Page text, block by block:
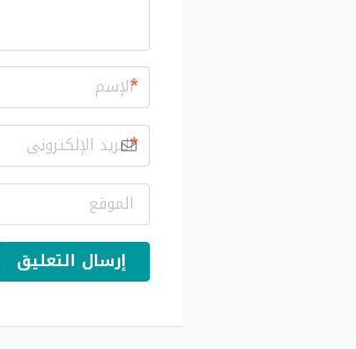
*
*
إرسال التعليق